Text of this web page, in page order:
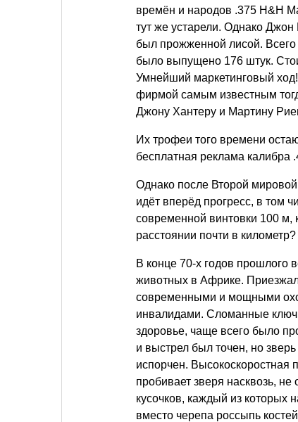
времён и народов .375 Н&Н
тут же устарели. Однако
был прожженной лисой. Всего
было выпущено 176 штук.
Умнейший маркетинговый
фирмой самым известным
Джону Хантеру и Мартину
Их трофеи того времени
бесплатная реклама калибра
Однако после Второй
идёт вперёд прогресс, в том
современной винтовки 100 м,
расстоянии почти в
В конце 70-х годов прошлого
животных в Африке.
современными и мощными
инвалидами. Сломанные
здоровье, чаще всего было
и выстрел был точен, но
испорчен. Высокоскоростная
пробивает зверя насквозь,
кусочков, каждый из которых
вместо черепа россыпь